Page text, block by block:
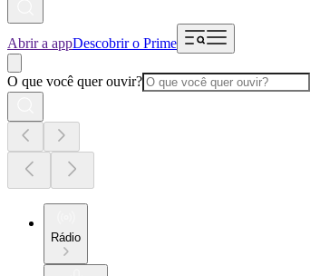
Abrir a appDescobrir o Prime
O que você quer ouvir?
Rádio